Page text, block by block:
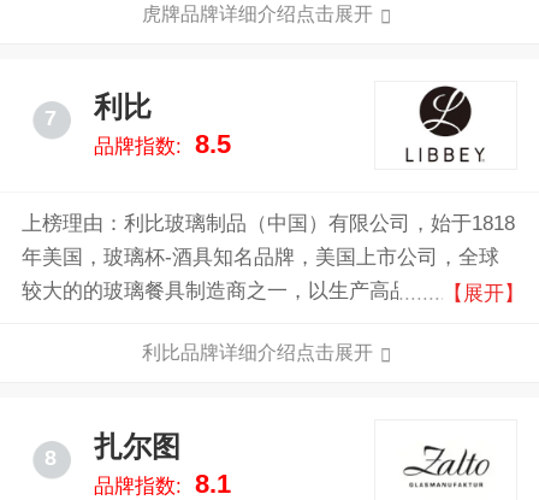
水壶、焖烧锅、电烤箱、咖啡机等，因其高品质和创新
虎牌品牌详细介绍点击展开
7 利比
品牌指数: 8.5
上榜理由：利比玻璃制品（中国）有限公司，始于1818
年美国，玻璃杯-酒具知名品牌，美国上市公司，全球
较大的的玻璃餐具制造商之一，以生产高品质的玻璃和
比高而受到消费者的青睐。
【展开】
利比品牌详细介绍点击展开
8 扎尔图
品牌指数: 8.1